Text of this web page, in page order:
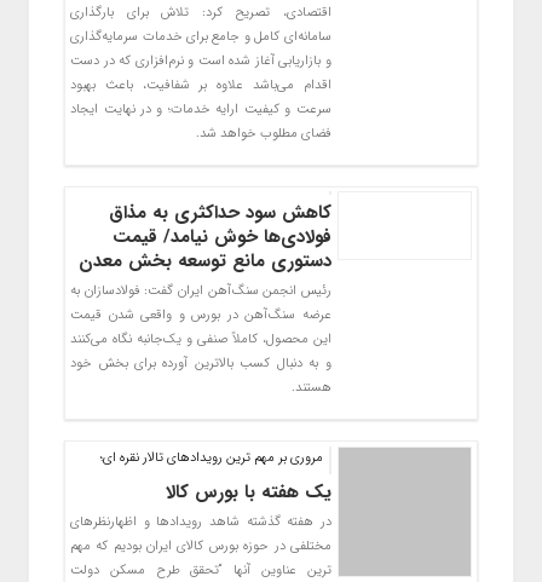
اقتصادی، تصریح کرد: تلاش برای بارگذاری
سامانه‌ای کامل و جامع برای خدمات سرمایه‌گذاری
و بازاریابی آغاز شده است و نرم‌افزاری که در دست
اقدام می‌باشد علاوه بر شفافیت، باعث بهبود
سرعت و کیفیت ارایه خدمات؛ و در نهایت ایجاد
فضای مطلوب خواهد شد.
کاهش سود حداکثری به مذاق
فولادی‌ها خوش نیامد/ قیمت
دستوری مانع توسعه بخش معدن
رئیس انجمن سنگ‌آهن ایران گفت: فولادسازان به
عرضه سنگ‌آهن در بورس و واقعی شدن قیمت
این محصول، کاملاً صنفی و یک‌جانبه نگاه می‌کنند
و به دنبال کسب بالاترین آورده برای بخش خود
هستند.
مروری بر مهم ترین رویدادهای تالار نقره ای؛
یک هفته با بورس کالا
در هفته گذشته شاهد رویدادها و اظهارنظرهای
مختلفی در حوزه بورس کالای ایران بودیم که مهم
ترین عناوین آنها “تحقق طرح مسکن دولت